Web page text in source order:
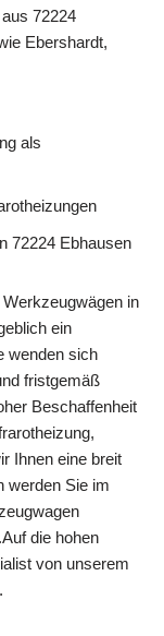
72224
Ebershardt,
als
72224 Ebhausen
in
ein
wenden sich
fristgemäß
Beschaffenheit
Ihnen eine breit
werden Sie im
die hohen
von unserem